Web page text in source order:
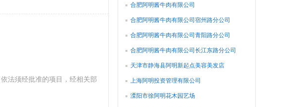
法须经批准的项目，经相关部
合肥阿明酱牛肉有限公司
合肥阿明酱牛肉有限公司宿州路分公司
合肥阿明酱牛肉有限公司青阳路分公司
合肥阿明酱牛肉有限公司长江东路分公司
天津市静海县阿明新起点美容美发店
上海阿明投资管理有限公司
溧阳市徐阿明花木园艺场